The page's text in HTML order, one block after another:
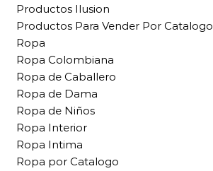
Productos Ilusion
Productos Para Vender Por Catalogo
Ropa
Ropa Colombiana
Ropa de Caballero
Ropa de Dama
Ropa de Niños
Ropa Interior
Ropa Intima
Ropa por Catalogo